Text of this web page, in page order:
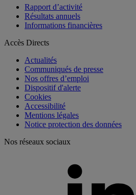
Rapport d’activité
Résultats annuels
Informations financières
Accès Directs
Actualités
Communiqués de presse
Nos offres d’emploi
Dispositif d'alerte
Cookies
Accessibilité
Mentions légales
Notice protection des données
Nos réseaux sociaux